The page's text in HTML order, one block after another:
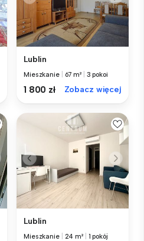
Lublin
Mieszkanie 67 m² 3 pokoi
1 800 zł Zobacz więcej
Lublin
Mieszkanie 24 m² 1 pokój